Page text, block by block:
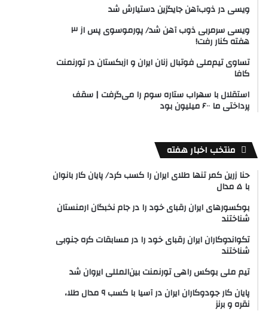
ویسی در ذوب‌آهن جایگزین دستیارش شد
ویسی سرمربی ذوب آهن شد/ پورموسوی پس از ۳
هفته کنار رفت!
تساوی تیم‌ملی فوتبال زنان ایران و ازبکستان در تورنمنت
کافا
استقلال با سهراب ستاره سوم را می‌گرفت | سقف
پرداختی ما ۶۰۰ میلیون بود
منتخب اخبار هفته
حنا زرین کمر تنها طلای ایران را کسب کرد/ پایان کار بانوان
با ۵ مدال
بوکسورهای ایران رقبای خود را در جام نخبگان ارمنستان
شناختند
تکواندوکاران ایران رقبای خود را در مسابقات کره جنوبی
شناختند
تیم ملی بوکس راهی تورنمنت بین‌المللی ایروان شد
پایان کار جودوکاران ایران در آسیا با کسب ۹ مدال طلا،
نقره و برنز